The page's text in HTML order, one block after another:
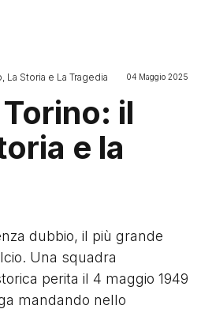
La Storia e La Tragedia 04 Maggio 2025
il
e la
dubbio, il più grande
Una squadra
perita il 4 maggio 1949
mandando nello